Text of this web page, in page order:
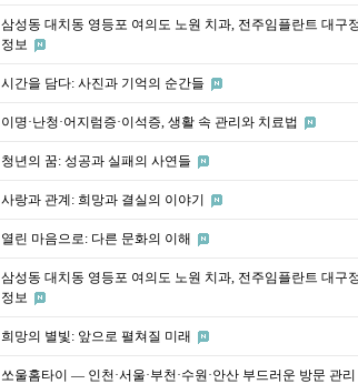
삼성동 대치동 영등포 여의도 노원 치과, 전주임플란트 대구
정보
시간을 담다: 사진과 기억의 순간들
이명·난청·어지럼증·이석증, 생활 속 관리와 치료법
청년의 꿈: 성공과 실패의 사연들
사랑과 관계: 희망과 결실의 이야기
열린 마음으로: 다른 문화의 이해
삼성동 대치동 영등포 여의도 노원 치과, 전주임플란트 대구
정보
희망의 별빛: 앞으로 펼쳐질 미래
쏘울홈타이 — 인천·서울·부천·수원·안산 부드러운 방문 관리